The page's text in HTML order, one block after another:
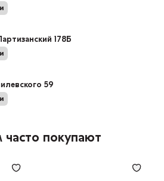
178Б
59
покупают